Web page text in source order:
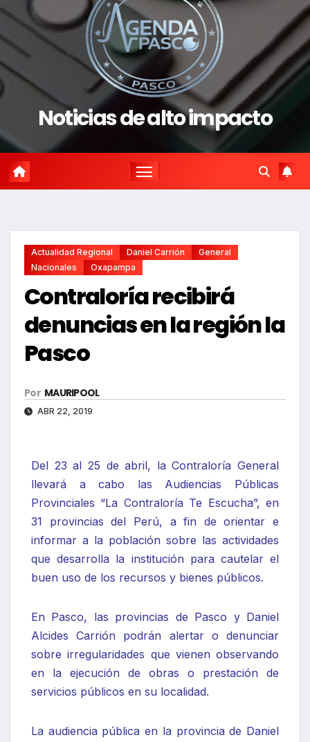
Noticias de alto impacto
Actualidad Regional Daniel Carrión
General
Nacionales
Oxapampa
Contraloría recibirá
denuncias en la región la
Pasco
Por MAURIPOOL
ABR 22, 2019
Del 23 al 25 de abril, la Contraloría General
llevará a cabo las Audiencias Públicas
Provinciales “La Contraloría Te Escucha”, en
31 provincias del Perú, a fin de orientar e
informar a la población sobre las actividades
que desarrolla la institución para cautelar el
buen uso de los recursos y bienes públicos.
En Pasco, las provincias de Pasco y Daniel
Alcides Carrión podrán alertar o denunciar
sobre irregularidades que vienen observando
en la ejecución de obras o prestación de
servicios públicos en su localidad.
La audiencia pública en la provincia de Daniel